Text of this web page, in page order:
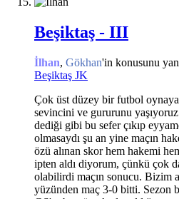
Beşiktaş - III
İlhan, Gökhan'in konusunu
Beşiktaş JK
Çok üst düzey bir futbol
sevincini ve gururunu
dediği gibi bu sefer çıkıp
olmasaydı şu an yine maçın
özü alınan skor hem hakemi
ipten aldı diyorum, çünkü çok
olabilirdi maçın sonucu. Bizim
yüzünden maç 3-0 bitti. Sezon